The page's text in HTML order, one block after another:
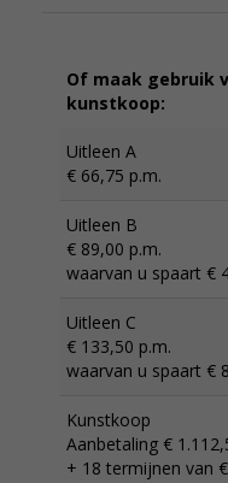
Of maak gebruik
kunstkoop:
Uitleen A
€ 66,75 p.m.
Uitleen B
€ 89,00 p.m.
waarvan u spaart €
Uitleen C
€ 133,50 p.m.
waarvan u spaart €
Kunstkoop
Aanbetaling €
+ 18 termijnen van